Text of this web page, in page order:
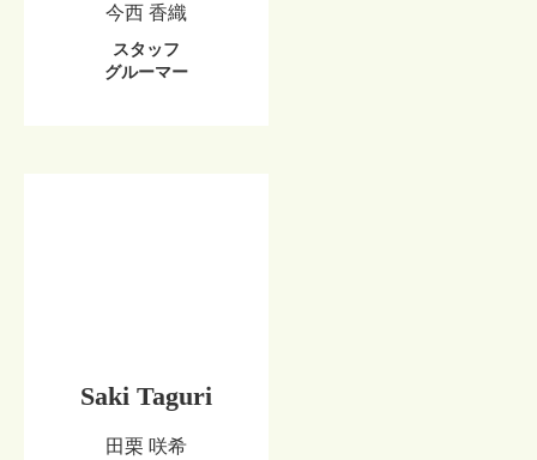
今西 香織
スタッフ
グルーマー
Saki Taguri
田栗 咲希